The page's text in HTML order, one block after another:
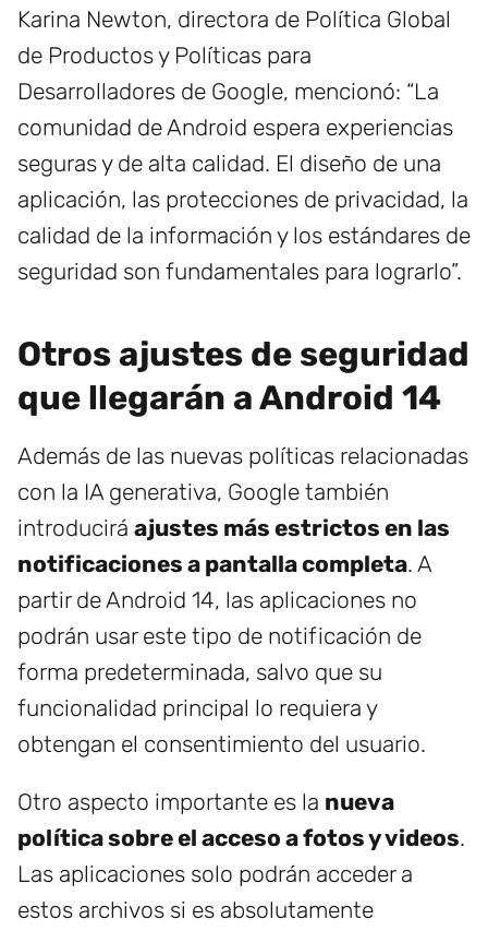
Karina Newton, directora de Política Global
de Productos y Políticas para
Desarrolladores de Google, mencionó: “La
comunidad de Android espera experiencias
seguras y de alta calidad. El diseño de una
aplicación, las protecciones de privacidad, la
calidad de la información y los estándares de
seguridad son fundamentales para lograrlo”.
Otros ajustes de seguridad
que llegarán a Android 14
Además de las nuevas políticas relacionadas
con la IA generativa, Google también
introducirá ajustes más estrictos en las
notificaciones a pantalla completa. A
partir de Android 14, las aplicaciones no
podrán usar este tipo de notificación de
forma predeterminada, salvo que su
funcionalidad principal lo requiera y
obtengan el consentimiento del usuario.
Otro aspecto importante es la nueva
política sobre el acceso a fotos y videos.
Las aplicaciones solo podrán acceder a
estos archivos si es absolutamente